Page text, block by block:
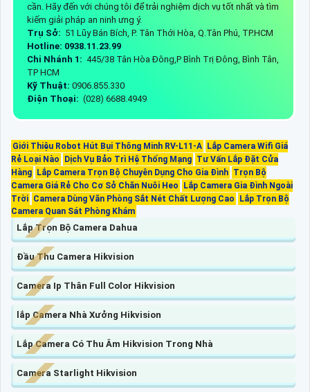
cần. Hãy đến với chúng tôi để trải nghiệm dịch vụ tốt nhất và tìm
kiếm giải pháp an ninh ưng ý.
Trụ Sở: 51 Lũy Bán Bích, P. Tân Thới Hòa, Q.Tân Phú, TP.HCM
Hotline: 0938.11.23.99
Chi Nhánh 1: 445/38 Tân Hòa Đông,P Bình Trị Đông, Bình Tân,
TP HCM
Kỹ Thuật: 0906.855.330
Điện Thoại: (028) 6688.4949
Giới Thiệu Robot Hút Bụi Thông Minh RV-L11-A
Lắp Camera Wifi Giá
Rẻ Loại Nào
Dịch Vụ Bảo Trì Hệ Thống Mạng Tư Vấn Lắp Đặt Cửa
Hàng
Lắp Camera Trọn Bộ Chuyên Dụng Cho Gia Đình Trọn Bộ
Camera Giá Rẻ Cho Cơ Sở Chăn Nuôi Heo
Lắp Camera Gia Đình Ngoài
Trời Camera Dùng Văn Phòng Sắt Nét Chất Lượng Cao
Lắp Trọn Bộ
Camera Quan Sát Phòng Khám
Lắp Trọn Bộ Camera Dahua
Đầu Thu Camera Hikvision
Camera Ip Thân Full Color Hikvision
lắp Camera Nhà Xưởng Hikvision
Lắp Camera Có Thu Âm Hikvision Trong Nhà
Camera Starlight Hikvision